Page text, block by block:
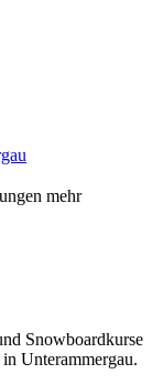
mehr
Snowboardkurse
Unterammergau.